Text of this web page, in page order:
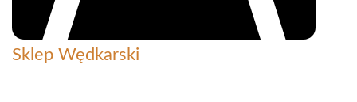
Sklep Wędkarski